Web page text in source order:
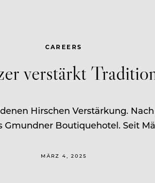
CAREERS
verstärkt
Hirschen Verstärkung.
Boutiquehotel. Seit
MÄRZ 4, 2025